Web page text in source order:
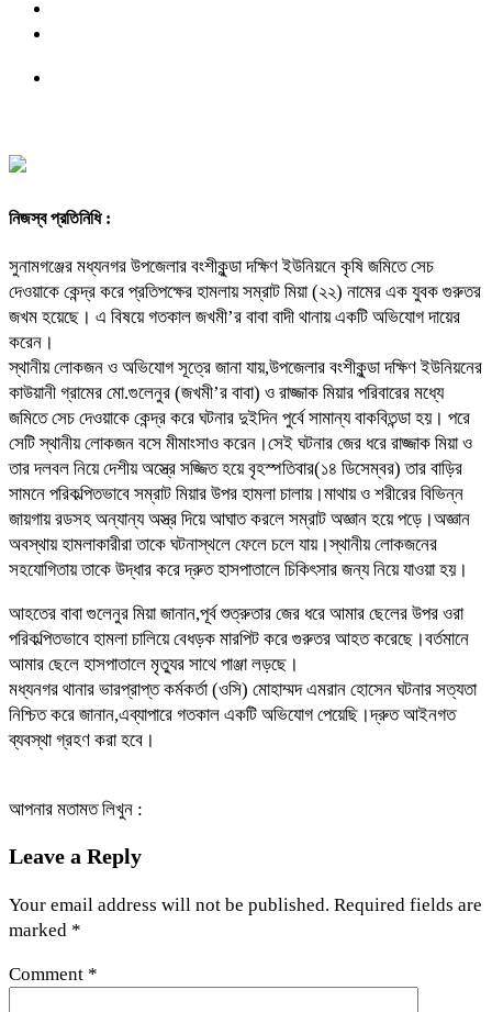
নিজস্ব প্রতিনিধি :
সুনামগঞ্জের মধ্যনগর উপজেলার বংশীকুন্ডা দক্ষিণ ইউনিয়নে কৃষি জমিতে সেচ
দেওয়াকে কেন্দ্র করে প্রতিপক্ষের হামলায় সম্রাট মিয়া (২২) নামের এক যুবক গুরুতর
জখম হয়েছে। এ বিষয়ে গতকাল জখমী’র বাবা বাদী থানায় একটি অভিযোগ দায়ের
করেন।
স্থানীয় লোকজন ও অভিযোগ সূত্রে জানা যায়,উপজেলার বংশীকুন্ডা দক্ষিণ ইউনিয়নের
কাউয়ানী গ্রামের মো.গুলেনুর (জখমী’র বাবা) ও রাজ্জাক মিয়ার পরিবারের মধ্যে
জমিতে সেচ দেওয়াকে কেন্দ্র করে ঘটনার দুইদিন পুর্বে সামান্য বাকবিতন্ডা হয়। পরে
সেটি স্থানীয় লোকজন বসে মীমাংসাও করেন।সেই ঘটনার জের ধরে রাজ্জাক মিয়া ও
তার দলবল নিয়ে দেশীয় অস্ত্রে সজ্জিত হয়ে বৃহস্পতিবার(১৪ ডিসেম্বর) তার বাড়ির
সামনে পরিকল্পিতভাবে সম্রাট মিয়ার উপর হামলা চালায়।মাথায় ও শরীরের বিভিন্ন
জায়গায় রডসহ অন্যান্য অস্ত্র দিয়ে আঘাত করলে সম্রাট অজ্ঞান হয়ে পড়ে।অজ্ঞান
অবস্থায় হামলাকারীরা তাকে ঘটনাস্থলে ফেলে চলে যায়।স্থানীয় লোকজনের
সহযোগিতায় তাকে উদ্ধার করে দ্রুত হাসপাতালে চিকিৎসার জন্য নিয়ে যাওয়া হয়।
আহতের বাবা গুলেনুর মিয়া জানান,পূর্ব শুত্রুতার জের ধরে আমার ছেলের উপর ওরা
পরিকল্পিতভাবে হামলা চালিয়ে বেধড়ক মারপিট করে গুরুতর আহত করেছে।বর্তমানে
আমার ছেলে হাসপাতালে মৃত্যুর সাথে পাঞ্জা লড়ছে।
মধ্যনগর থানার ভারপ্রাপ্ত কর্মকর্তা (ওসি) মোহাম্মদ এমরান হোসেন ঘটনার সত্যতা
নিশ্চিত করে জানান,এব্যাপারে গতকাল একটি অভিযোগ পেয়েছি।দ্রুত আইনগত
ব্যবস্থা গ্রহণ করা হবে।
আপনার মতামত লিখুন :
Leave a Reply
Your email address will not be published. Required fields are
marked *
Comment *